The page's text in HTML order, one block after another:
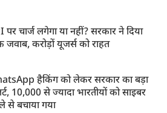
पर चार्ज लगेगा या नहीं? सरकार ने दिया
जवाब, करोड़ों यूजर्स को राहत
हैकिंग को लेकर सरकार का बड़ा
10,000 से ज्यादा भारतीयों को साइबर
से बचाया गया